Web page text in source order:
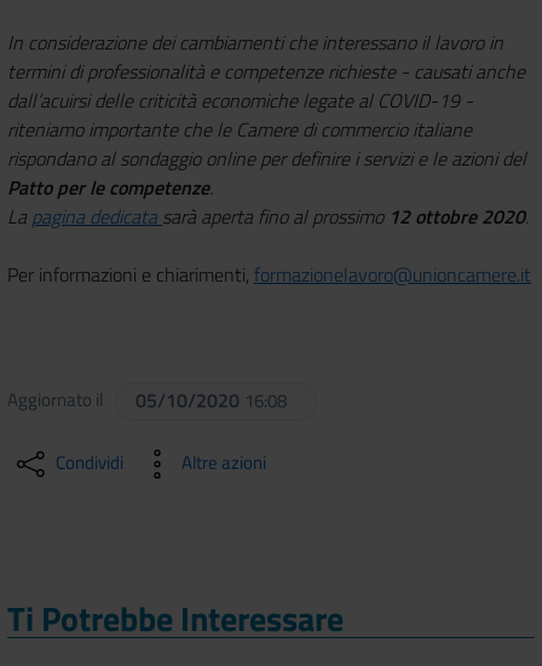
In considerazione dei cambiamenti che interessano il lavoro in
termini di professionalità e competenze richieste - causati anche
dall’acuirsi delle criticità economiche legate al COVID-19 -
riteniamo importante che le Camere di commercio italiane
rispondano al sondaggio online per definire i servizi e le azioni del
Patto per le competenze.
La pagina dedicata sarà aperta fino al prossimo 12 ottobre 2020.
Per informazioni e chiarimenti, formazionelavoro@unioncamere.it
Aggiornato il 05/10/2020 16:08
Condividi Altre azioni
Ti Potrebbe Interessare